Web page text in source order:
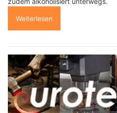
Weiterlesen